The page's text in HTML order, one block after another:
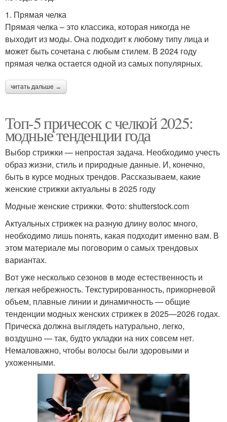
1. Прямая челка
Прямая челка – это классика, которая никогда не
выходит из моды. Она подходит к любому типу лица и
может быть сочетана с любым стилем. В 2024 году
прямая челка остается одной из самых популярных.
читать дальше →
Топ-5 причесок с челкой 2025:
модные тенденции года
Выбор стрижки — непростая задача. Необходимо учесть
образ жизни, стиль и природные данные. И, конечно,
быть в курсе модных трендов. Рассказываем, какие
женские стрижки актуальны в 2025 году
Модные женские стрижки. Фото: shutterstock.com
Актуальных стрижек на разную длину волос много,
необходимо лишь понять, какая подходит именно вам. В
этом материале мы поговорим о самых трендовых
вариантах.
Вот уже несколько сезонов в моде естественность и
легкая небрежность. Текстурированность, прикорневой
объем, плавные линии и динамичность — общие
тенденции модных женских стрижек в 2025—2026 годах.
Прическа должна выглядеть натурально, легко,
воздушно — так, будто укладки на них совсем нет.
Немаловажно, чтобы волосы были здоровыми и
ухоженными.